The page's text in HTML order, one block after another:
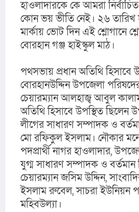
হাওলাদারকে কে আমরা
কোন ভয় ভীতি নেই। ২৬ তারিখ
মার্কায় ভোট দিন এই শ্লোগানে
বোরহান গঞ্জ হাইস্কুল মাঠ।
পথসভায় প্রধান অতিথি হিসাবে
বোরহানউদ্দিন উপজেলা
চেয়ারম্যান আলহাজ্ব আবুল
অতিথি হিসাবে উপস্থিত
লীগের সাধারণ সম্পাদক ও
মো রফিকুল ইসলাম। নৌকার
পদপ্রার্থী নাগর হাওলাদার,
যুগ্ম সাধারণ সম্পাদক ও
চেয়ারম্যান জসিম উদ্দিন,
ইসলাম রুবেল, সাচরা ইউনিয়ন
মহিবউল্যা।